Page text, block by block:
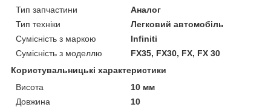
Тип запчастини
Аналог
Тип техніки
Легковий автомобіль
Сумісність з маркою
Infiniti
Сумісність з моделлю
FX35, FX30, FX, FX 30
Користувальницькі характеристики
Висота
10 мм
Довжина
10